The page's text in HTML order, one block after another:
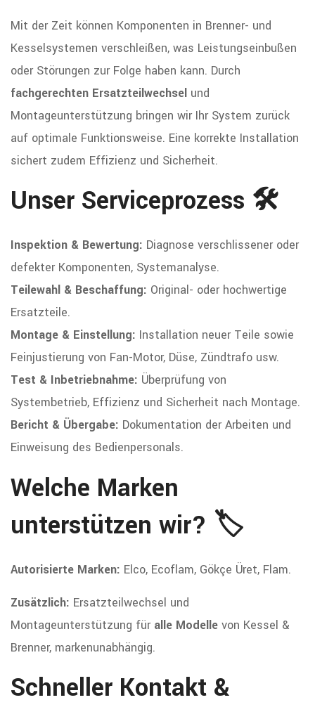
Mit der Zeit können Komponenten in Brenner- und
Kesselsystemen verschleißen, was Leistungseinbußen
oder Störungen zur Folge haben kann. Durch
fachgerechten Ersatzteilwechsel und
Montageunterstützung bringen wir Ihr System zurück
auf optimale Funktionsweise. Eine korrekte Installation
sichert zudem Effizienz und Sicherheit.
Unser Serviceprozess 🛠️
Inspektion & Bewertung: Diagnose verschlissener oder
defekter Komponenten, Systemanalyse.
Teilewahl & Beschaffung: Original- oder hochwertige
Ersatzteile.
Montage & Einstellung: Installation neuer Teile sowie
Feinjustierung von Fan-Motor, Düse, Zündtrafo usw.
Test & Inbetriebnahme: Überprüfung von
Systembetrieb, Effizienz und Sicherheit nach Montage.
Bericht & Übergabe: Dokumentation der Arbeiten und
Einweisung des Bedienpersonals.
Welche Marken
unterstützen wir? 🏷️
Autorisierte Marken: Elco, Ecoflam, Gökçe Üret, Flam.
Zusätzlich: Ersatzteilwechsel und
Montageunterstützung für alle Modelle von Kessel &
Brenner, markenunabhängig.
Schneller Kontakt &